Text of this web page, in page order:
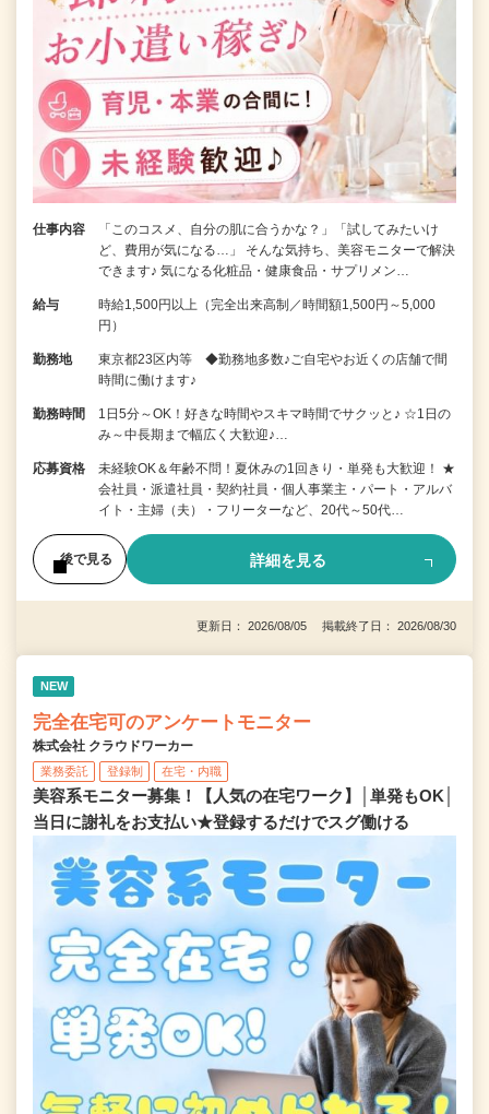
仕事内容
「このコスメ、自分の肌に合うかな？」「試してみたいけ
ど、費用が気になる…」 そんな気持ち、美容モニターで解決
できます♪ 気になる化粧品・健康食品・サプリメン…
給与
時給1,500円以上（完全出来高制／時間額1,500円～5,000
円）
勤務地
東京都23区内等 ◆勤務地多数♪ご自宅やお近くの店舗で間
時間に働けます♪
勤務時間
1日5分～OK！好きな時間やスキマ時間でサクッと♪ ☆1日の
み～中長期まで幅広く大歓迎♪…
応募資格
未経験OK＆年齢不問！夏休みの1回きり・単発も大歓迎！ ★
会社員・派遣社員・契約社員・個人事業主・パート・アルバ
イト・主婦（夫）・フリーターなど、20代～50代…
後で見る 詳細を見る
更新日： 2026/08/05 掲載終了日： 2026/08/30
NEW
完全在宅可のアンケートモニター
株式会社 クラウドワーカー
業務委託 登録制 在宅・内職
美容系モニター募集！【人気の在宅ワーク】│単発もOK│
当日に謝礼をお支払い★登録するだけでスグ働ける